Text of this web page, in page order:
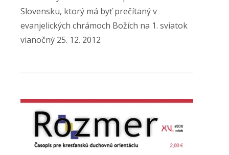
Slovensku, ktorý má byť prečítaný v
evanjelických chrámoch Božích na 1. sviatok
vianočný 25. 12. 2012